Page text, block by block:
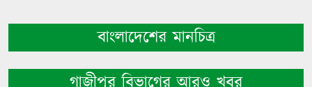
বাংলাদেশের মানচিত্র